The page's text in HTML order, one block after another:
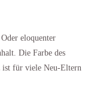
eloquenter
Die Farbe des
ist für viele Neu-Eltern